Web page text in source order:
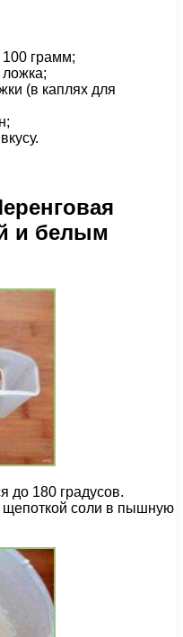
грамм;
(в каплях для
и белым
до 180 градусов.
щепоткой соли в пышную